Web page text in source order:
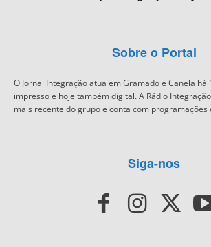
Sobre o Portal
O Jornal Integração atua em Gramado e Canela há
impresso e hoje também digital. A Rádio
mais recente do grupo e conta com programações
Siga-nos